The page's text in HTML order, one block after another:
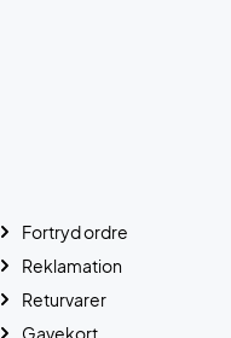
Fortryd ordre
Reklamation
Returvarer
Gavekort